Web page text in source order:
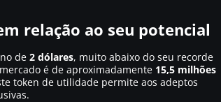
relação ao seu potencial
de 2 dólares, muito abaixo do seu recorde
é de aproximadamente 15,5 milhões
token de utilidade permite aos adeptos